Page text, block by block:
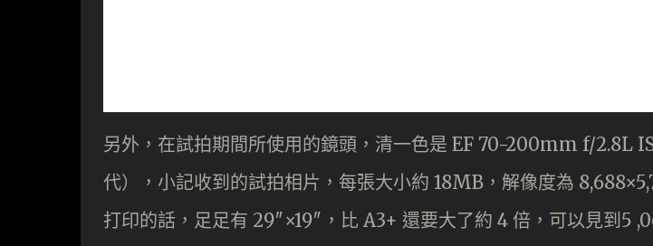
另外，在試拍期間所使用的鏡頭，清一色是 EF 70-200mm f/2.8L
代），小記收到的試拍相片，每張大小約 18MB，解像度為
打印的話，足足有 29″×19″，比 A3+ 還要大了約 4 倍，可以見到5